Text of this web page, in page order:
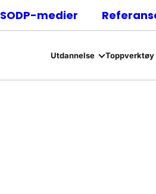
SODP-medier
Utdannelse Toppverktøy